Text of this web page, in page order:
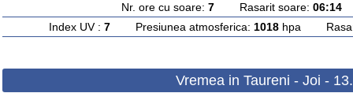
Nr. ore cu soare: 7Rasarit soare: 06:14
Index UV : 7Presiunea atmosferica: 1018hpa
Vremea in Taureni - Joi -